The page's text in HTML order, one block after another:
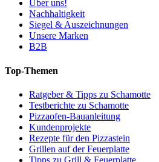
Über uns!
Nachhaltigkeit
Siegel & Auszeichnungen
Unsere Marken
B2B
Top-Themen
Ratgeber & Tipps zu Schamotte
Testberichte zu Schamotte
Pizzaofen-Bauanleitung
Kundenprojekte
Rezepte für den Pizzastein
Grillen auf der Feuerplatte
Tipps zu Grill & Feuerplatte